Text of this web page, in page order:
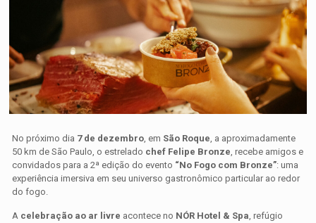
No próximo dia 7 de dezembro, em São Roque, a aproximadamente
50 km de São Paulo, o estrelado chef Felipe Bronze, recebe amigos e
convidados para a 2ª edição do evento “No Fogo com Bronze”: uma
experiência imersiva em seu universo gastronômico particular ao redor
do fogo.
A celebração ao ar livre acontece no NÓR Hotel & Spa, refúgio